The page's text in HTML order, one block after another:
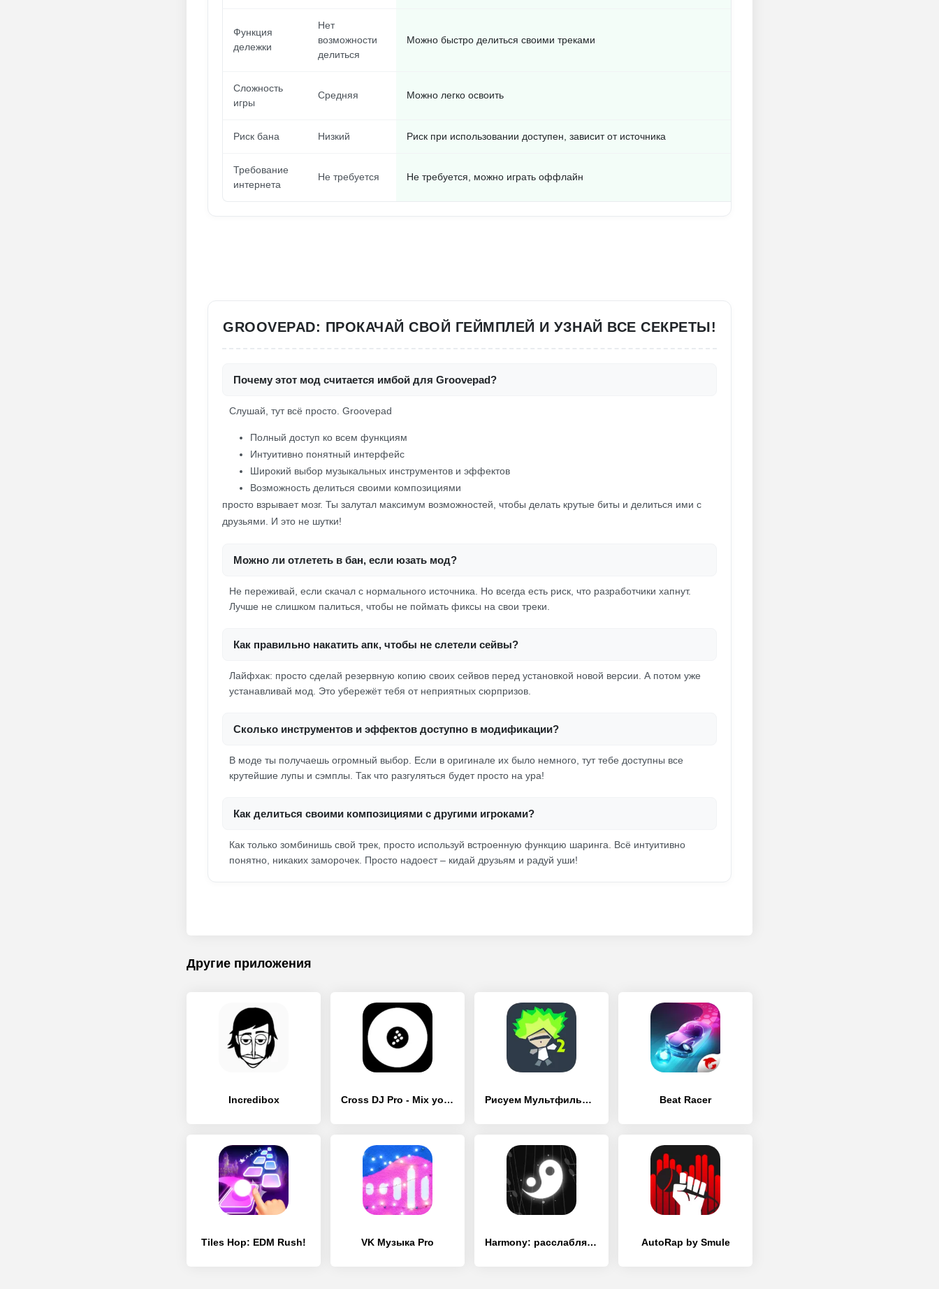
Функция
дележки
Нет
возможности
делиться
Можно быстро делиться своими треками
Сложность
игры
Средняя Можно легко освоить
Риск бана Низкий Риск при использовании доступен, зависит от источника
Требование
интернета
Не требуется Не требуется, можно играть оффлайн
GROOVEPAD: ПРОКАЧАЙ СВОЙ ГЕЙМПЛЕЙ И УЗНАЙ ВСЕ СЕКРЕТЫ!
Почему этот мод считается имбой для Groovepad?
Слушай, тут всё просто. Groovepad
Полный доступ ко всем функциям
Интуитивно понятный интерфейс
Широкий выбор музыкальных инструментов и эффектов
Возможность делиться своими композициями
просто взрывает мозг. Ты залутал максимум возможностей, чтобы делать крутые биты и делиться ими с
друзьями. И это не шутки!
Можно ли отлететь в бан, если юзать мод?
Не переживай, если скачал с нормального источника. Но всегда есть риск, что разработчики хапнут.
Лучше не слишком палиться, чтобы не поймать фиксы на свои треки.
Как правильно накатить апк, чтобы не слетели сейвы?
Лайфхак: просто сделай резервную копию своих сейвов перед установкой новой версии. А потом уже
устанавливай мод. Это убережёт тебя от неприятных сюрпризов.
Сколько инструментов и эффектов доступно в модификации?
В моде ты получаешь огромный выбор. Если в оригинале их было немного, тут тебе доступны все
крутейшие лупы и сэмплы. Так что разгуляться будет просто на ура!
Как делиться своими композициями с другими игроками?
Как только зомбинишь свой трек, просто используй встроенную функцию шаринга. Всё интуитивно
понятно, никаких заморочек. Просто надоест – кидай друзьям и радуй уши!
Другие приложения
Incredibox Cross DJ Pro - Mix your music Рисуем Мультфильмы 2 FULL Beat Racer
Tiles Hop: EDM Rush! VK Музыка Pro Harmony: расслабляющие мелодии AutoRap by Smule